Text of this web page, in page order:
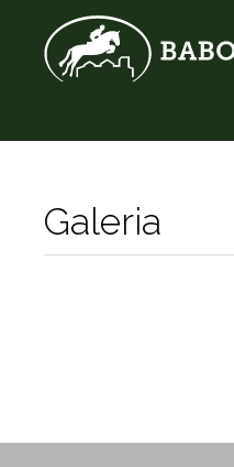
Galeria